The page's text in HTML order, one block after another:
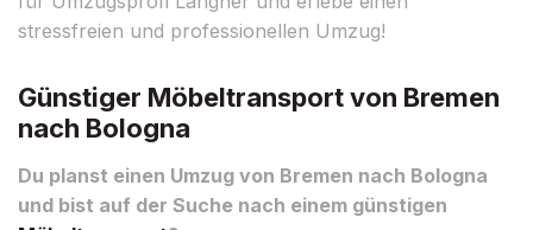
stressfreien und professionellen Umzug!
Günstiger Möbeltransport von Bremen
nach Bologna
Du planst einen Umzug von Bremen nach Bologna
und bist auf der Suche nach einem günstigen